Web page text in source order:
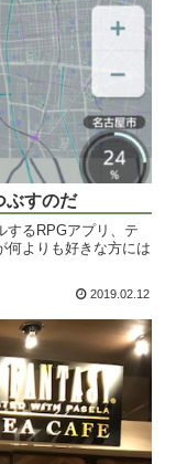
ぶすのだ
するRPGアプリ、テ
何よりも好きな方には
2019.02.12